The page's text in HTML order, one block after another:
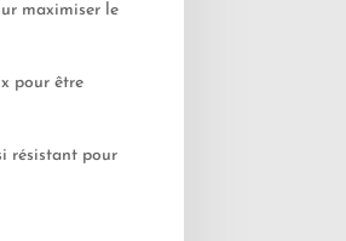
maximiser le
pour être
résistant pour